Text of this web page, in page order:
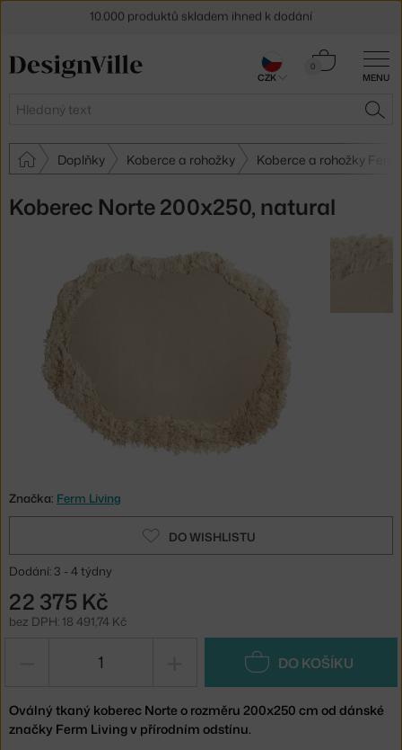
MENU
Hledat
0
Košík
Doplňky Koberce a rohožky Koberce a rohožky Ferm
Koberec Norte 200x250, natural
Značka: Ferm Living
DO WISHLISTU
Dodání: 3 - 4 týdny
22 375 Kč
bez DPH: 18 491,74 Kč
DO KOŠÍKU
Oválný tkaný koberec Norte o rozměru 200x250 cm od dánské
značky Ferm Living v přírodním odstínu.
30 dní na vrácení zbožíCZK